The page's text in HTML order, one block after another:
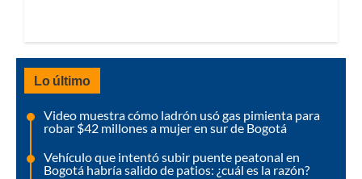
Lo último
Video muestra cómo ladrón usó gas pimienta para
robar $42 millones a mujer en sur de Bogotá
Vehículo que intentó subir puente peatonal en
Bogotá habría salido de patios: ¿cuál es la razón?